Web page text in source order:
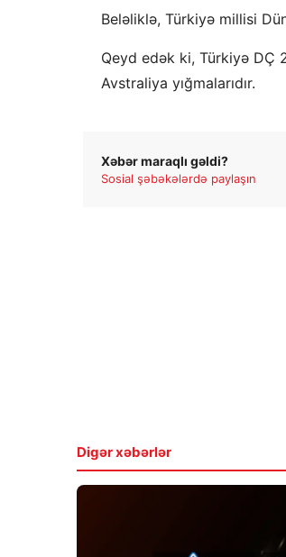
Beləliklə, Türkiyə millisi
Qeyd edək ki, Türkiyə DÇ
Avstraliya yığmalarıdır.
Xəbər maraqlı gəldi?
Sosial şəbəkələrdə paylaşın
Digər xəbərlər